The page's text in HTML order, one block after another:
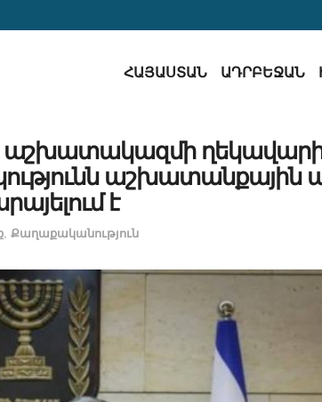
ՀԱՅԱՍՏԱՆ ԱԴՐԲԵՋԱՆ
աշխատակազմի
աշխատանքային
է
, Քաղաքականություն